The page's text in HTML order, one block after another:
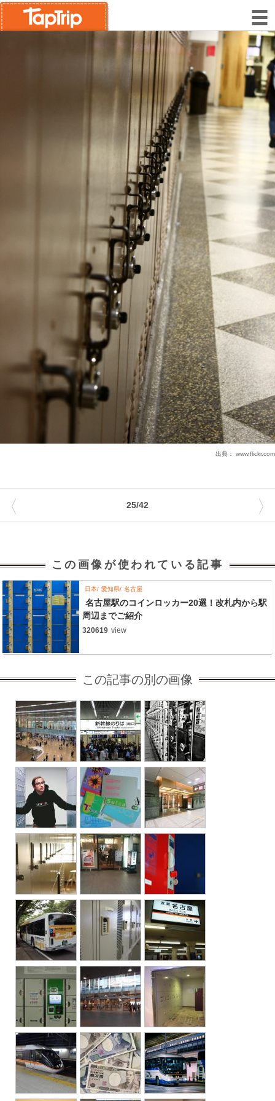
出典： www.flickr.com
25/42
〈 〉
この画像が使われている記事
日本 愛知県 名古屋
名古屋駅のコインロッカー20選！改札内から駅
周辺までご紹介
320619 view
この記事の別の画像